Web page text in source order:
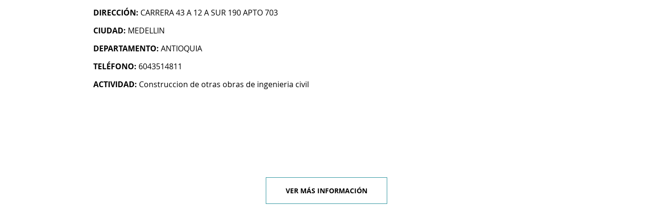
DIRECCIÓN: CARRERA 43 A 12 A SUR 190 APTO 703
CIUDAD: MEDELLIN
DEPARTAMENTO: ANTIOQUIA
TELÉFONO: 6043514811
ACTIVIDAD: Construccion de otras obras de ingenieria civil
VER MÁS INFORMACIÓN